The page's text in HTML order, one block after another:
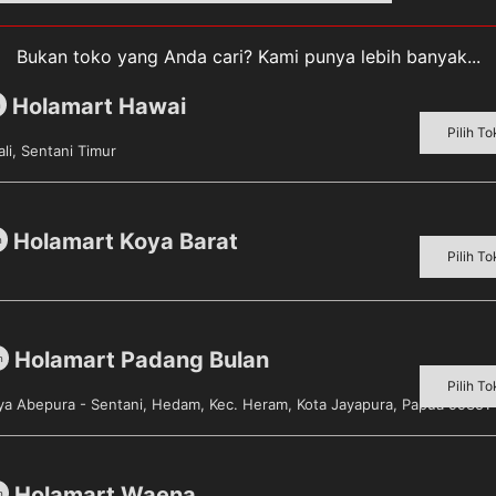
merupakan sabun mandi yang terbuat dari bahan
badan lebih wangi dan percaya diri pada
Bukan toko yang Anda cari? Kami punya lebih banyak...
Holamart Hawai
Sentani Timur
Pilih
Holamart Koya Barat
Pilih
Holamart Padang Bulan
Abepura - Sentani, Hedam, Kec. Heram, Kota Jayapura, Papua 99351
Pilih